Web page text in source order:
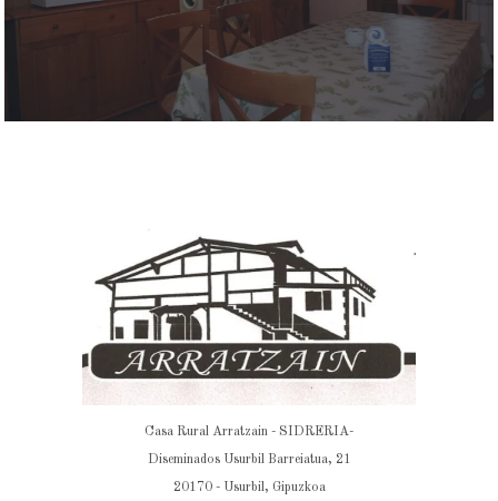
Casa Rural Arratzain - SIDRERIA-
Diseminados Usurbil Barreiatua, 21
20170 - Usurbil, Gipuzkoa